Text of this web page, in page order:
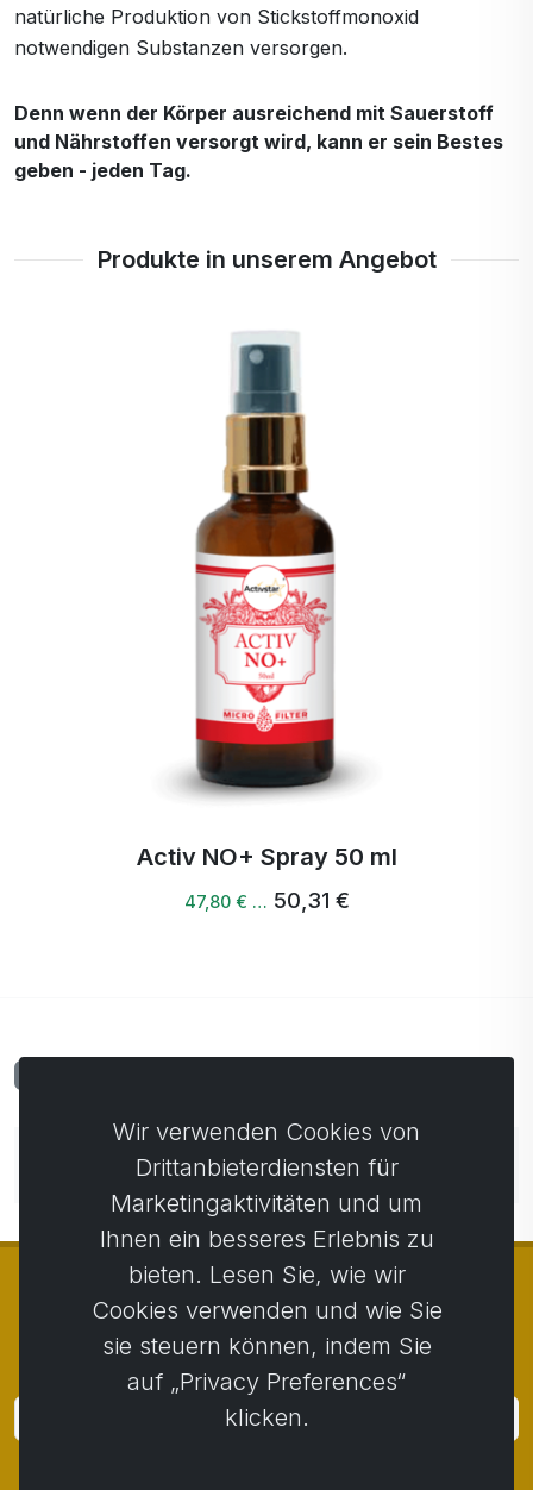
natürliche Produktion von Stickstoffmonoxid
notwendigen Substanzen versorgen.
Denn wenn der Körper ausreichend mit Sauerstoff
und Nährstoffen versorgt wird, kann er sein Bestes
geben - jeden Tag.
Produkte in unserem Angebot
Activ NO+ Spray 50 ml
47,80 € … 50,31 €
einen Kommentar abgibt.
© Copyright 2014 - 2026
Wir verwenden Cookies von
Drittanbieterdiensten für
Marketingaktivitäten und um
Ihnen ein besseres Erlebnis zu
bieten. Lesen Sie, wie wir
Cookies verwenden und wie Sie
sie steuern können, indem Sie
auf „Privacy Preferences“
klicken.